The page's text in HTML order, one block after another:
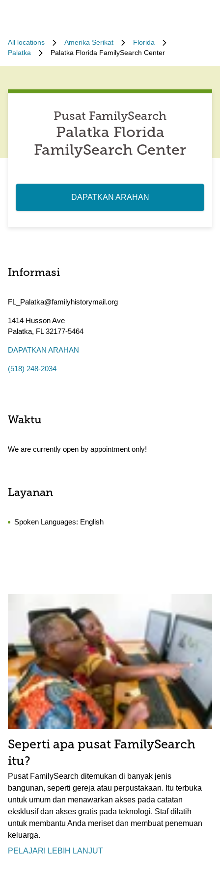
All locations Amerika Serikat
Florida
Palatka
Palatka Florida FamilySearch Center
Pusat FamilySearch
Palatka Florida
FamilySearch Center
DAPATKAN ARAHAN
Informasi
FL_Palatka@familyhistorymail.org
1414 Husson Ave
Palatka, FL32177-5464
DAPATKAN ARAHAN
(518) 248-2034
Waktu
We are currently open by appointment only!
Layanan
Spoken Languages: English
Seperti apa pusat FamilySearch
itu?
Pusat FamilySearch ditemukan di banyak jenis
bangunan, seperti gereja atau perpustakaan. Itu terbuka
untuk umum dan menawarkan akses pada catatan
eksklusif dan akses gratis pada teknologi. Staf dilatih
untuk membantu Anda meriset dan membuat penemuan
keluarga.
PELAJARI LEBIH LANJUT